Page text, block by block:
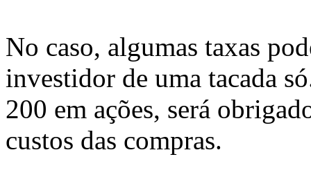
No caso, algumas taxas
investidor de uma tacada
200 em ações, será
custos das compras.